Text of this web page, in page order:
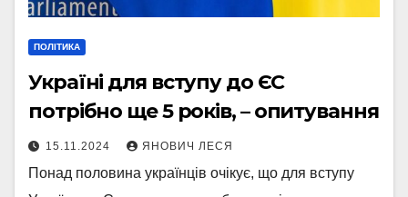
ПОЛІТИКА
Україні для вступу до ЄС
потрібно ще 5 років, – опитування
15.11.2024 ЯНОВИЧ ЛЕСЯ
Понад половина українців очікує, що для вступу